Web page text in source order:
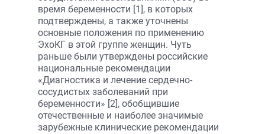
время беременности [1], в которых
подтверждены, а также уточнены
основные положения по применению
ЭхоКГ в этой группе женщин. Чуть
раньше были утверждены российские
национальные рекомендации
«Диагностика и лечение сердечно-
сосудистых заболеваний при
беременности» [2], обобщившие
отечественные и наиболее значимые
зарубежные клинические рекомендации